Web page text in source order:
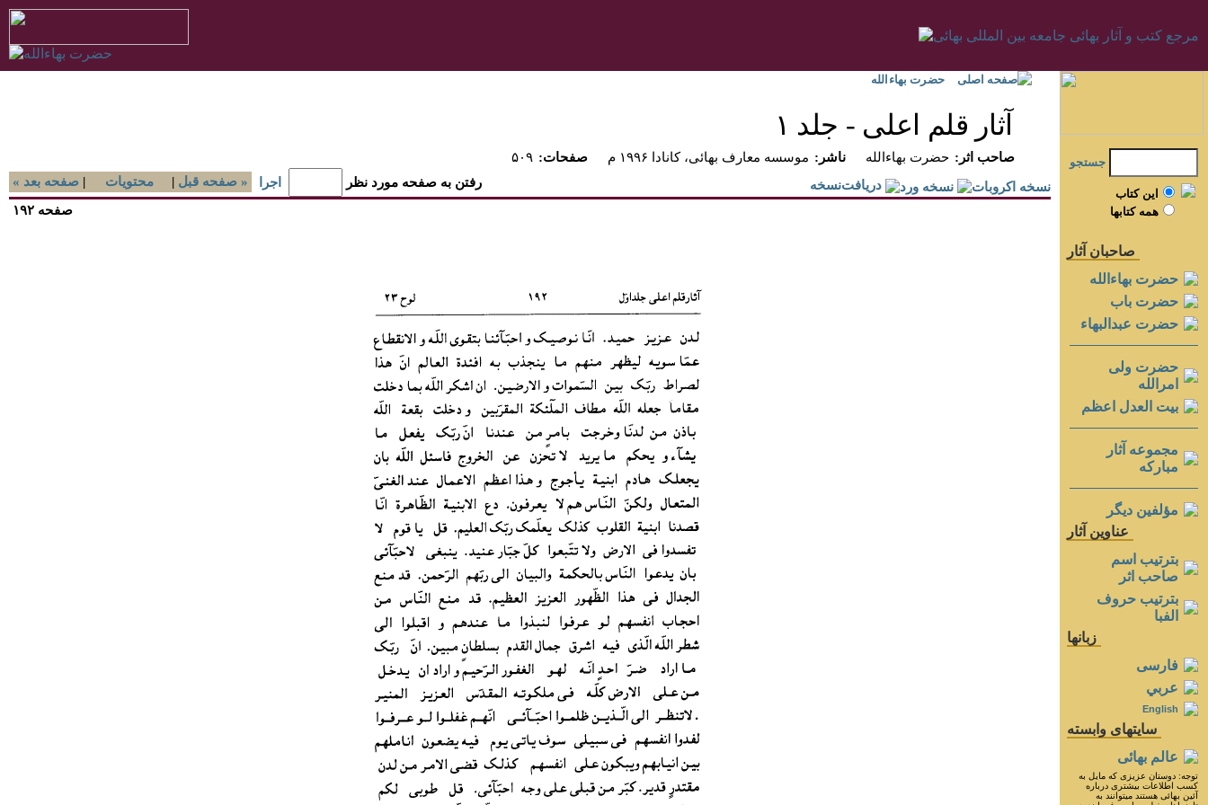
صفحه اصلی حضرت بهاءالله
آثار قلم اعلى - جلد ١
۵۰۹ :صفحات موسسه معارف بهائی، کانادا ۱۹۹۶ م :ناشر حضرت بهاءالله
:صاحب اثر
« صفحه بعد | محتويات | صفحه قبل » رفتن به صفحه مورد نظر اجرا
جستجو
اين کتاب
همه کتابها
صاحبان آثار
حضرت بهاءالله
حضرت باب
حضرت عبدالبهاء
حضرت ولی
امرالله
بيت العدل اعظم
مجموعه آثار
مباركه
مؤلفين ديگر
عناوين آثار
بترتيب اسم
صاحب اثر
بترتيب حروف
الفبا
زبانها
فارسی
عربي
English
سايتهای وابسته
عالم بهائی
توجه: دوستان عزيزى كه مايل به
كسب اطلاعات بيشترى درباره
آئين بهائى هستند ميتوانند به